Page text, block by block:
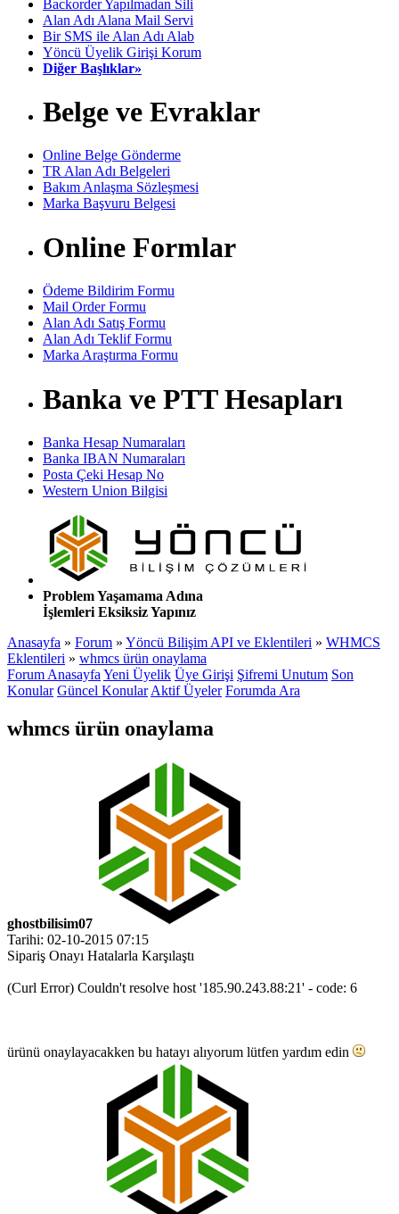
Backorder Yapılmadan Sili
Alan Adı Alana Mail Servi
Bir SMS ile Alan Adı Alab
Yöncü Üyelik Girişi Korum
Diğer Başlıklar»
Belge ve Evraklar
Online Belge Gönderme
TR Alan Adı Belgeleri
Bakım Anlaşma Sözleşmesi
Marka Başvuru Belgesi
Online Formlar
Ödeme Bildirim Formu
Mail Order Formu
Alan Adı Satış Formu
Alan Adı Teklif Formu
Marka Araştırma Formu
Banka ve PTT Hesapları
Banka Hesap Numaraları
Banka IBAN Numaraları
Posta Çeki Hesap No
Western Union Bilgisi
Problem Yaşamama Adına
İşlemleri Eksiksiz Yapınız
Anasayfa » Forum » Yöncü Bilişim API ve Eklentileri » WHMCS
Eklentileri » whmcs ürün onaylama
Forum Anasayfa Yeni Üyelik Üye Girişi Şifremi Unutum Son
Konular Güncel Konular Aktif Üyeler Forumda Ara
whmcs ürün onaylama
ghostbilisim07
Tarihi: 02-10-2015 07:15
Sipariş Onayı Hatalarla Karşılaştı
(Curl Error) Couldn't resolve host '185.90.243.88:21' - code: 6
ürünü onaylayacakken bu hatayı alıyorum lütfen yardım edin